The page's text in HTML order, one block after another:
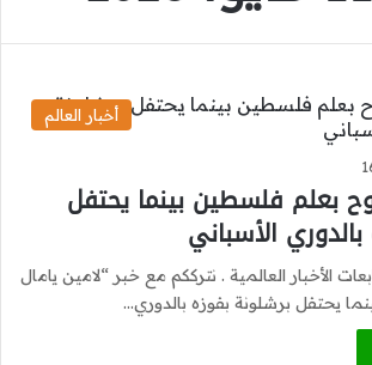
أخبار العالم
بعلم فلسطين بينما يحتفل
الأسباني
24- متابعات الأخبار العالمية . نترككم مع خبر “لامين يامال
يحتفل برشلونة بفوزه بالدوري…